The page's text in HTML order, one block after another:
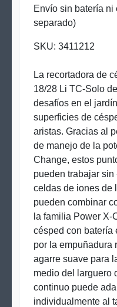
Envío sin batería
separado)
SKU: 3411212
La recortadora de
18/28 Li TC-Solo
desafíos en el
superficies de
aristas. Gracias al
de manejo de la
Change, estos
pueden trabajar
celdas de iones de
pueden combinar
la familia Power X-
césped con batería
por la empuñadura
agarre suave para
medio del larguero
continuo puede
individualmente al